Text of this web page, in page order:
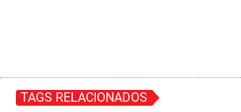
TAGS RELACIONADOS